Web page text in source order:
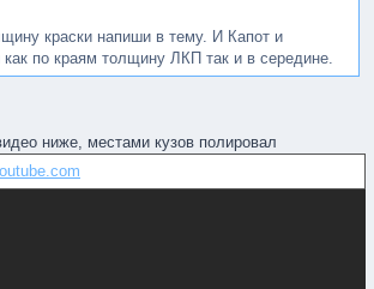
краски напиши в тему. И Капот и
как по краям толщину ЛКП так и в середине.
ниже, местами кузов полировал